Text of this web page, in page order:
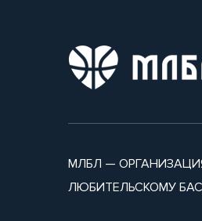
МЛБЛ —
ЛЮБИТЕЛЬСКОМУ